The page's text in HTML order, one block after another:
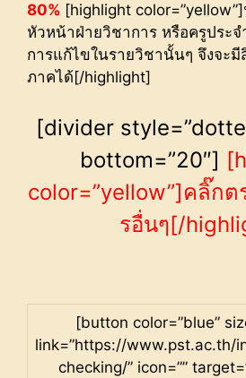
80% [highlight
หัวหน้าฝ่ายวิชาการ หรือครูประจ
การแก้ไขในรายวิชานั้นๆ จึงจะมี
ภาคได้[/highlight]
[divider
bottom=”20″]
color=”yellow”]คลิ๊กต
รอื่นๆ[/
[button color=”blue”
link=”https://www.pst.ac.th/
checking/” icon=””